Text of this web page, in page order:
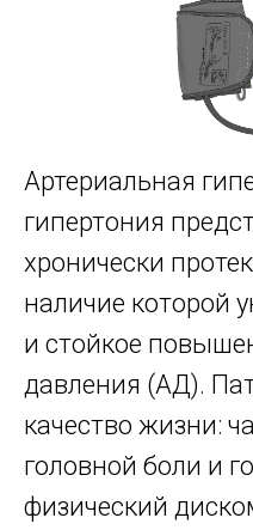
Артериальная
гипертония
хронически
наличие которой
и стойкое
давления (АД).
качество жизни:
головной боли и
физический